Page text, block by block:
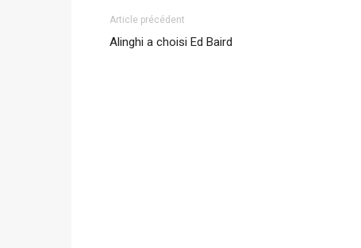
Article précédent
Alinghi a choisi Ed Baird